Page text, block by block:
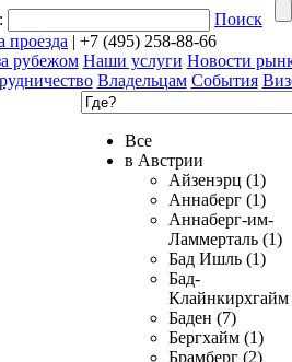
Поиск
проезда | +7 (495) 258-88-66
рубежом Наши услуги Новости
Владельцам События
Все
в Австрии
Айзенэрц (1)
Аннаберг (1)
Аннаберг-им-
Ламмерталь (1)
Бад Ишль (1)
Бад-
Клайнкирхгайм
Баден (7)
Бергхайм (1)
Брамберг (2)